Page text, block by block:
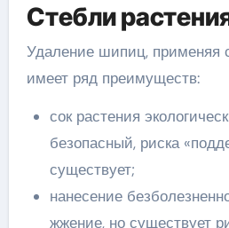
Стебли
Удаление шипиц, применяя
имеет ряд преимуществ:
сок растения
безопасный, риска
существует;
нанесение
жжение, но существует